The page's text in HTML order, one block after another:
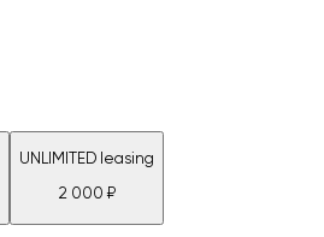
UNLIMITED leasing
2 000 ₽